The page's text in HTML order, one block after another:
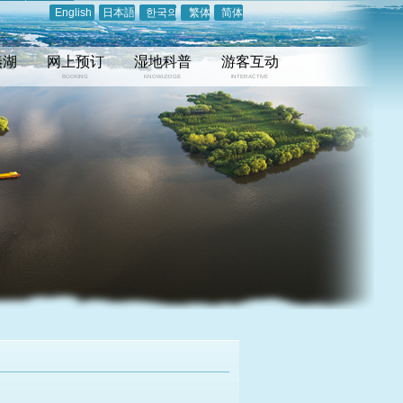
English 日本語 한국의 繁体 简体
网上预订
BOOKING
湿地科普
KNOWLEDGE
游客互动
INTERACTIVE